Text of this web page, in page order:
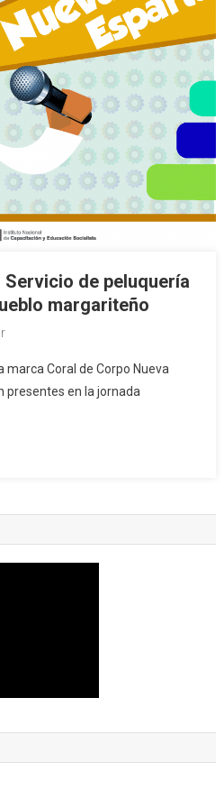
Servicio de peluquería
margariteño
marca Coral de Corpo Nueva
presentes en la jornada